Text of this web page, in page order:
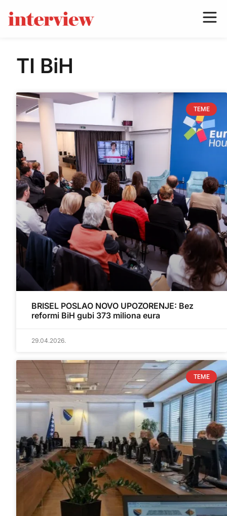
TI BiH
TEME
BRISEL POSLAO NOVO UPOZORENJE: Bez
reformi BiH gubi 373 miliona eura
29.04.2026.
TEME